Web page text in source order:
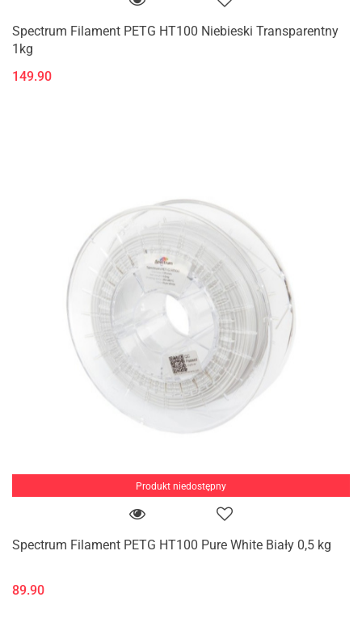
Spectrum Filament PETG HT100 Niebieski Transparentny
1kg
149.90
Produkt niedostępny
Spectrum Filament PETG HT100 Pure White Biały 0,5 kg
89.90